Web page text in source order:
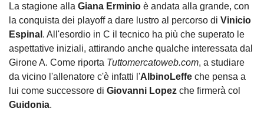
La stagione alla Giana Erminio è andata alla grande, con
la conquista dei playoff a dare lustro al percorso di Vinicio
Espinal . All'esordio in C il tecnico ha più che superato le
aspettative iniziali, attirando anche qualche interessata dal
Girone A. Come riporta Tuttomercatoweb.com, a studiare
da vicino l'allenatore c'è infatti l'AlbinoLeffe che pensa a
lui come successore di Giovanni Lopez che firmerà col
Guidonia.